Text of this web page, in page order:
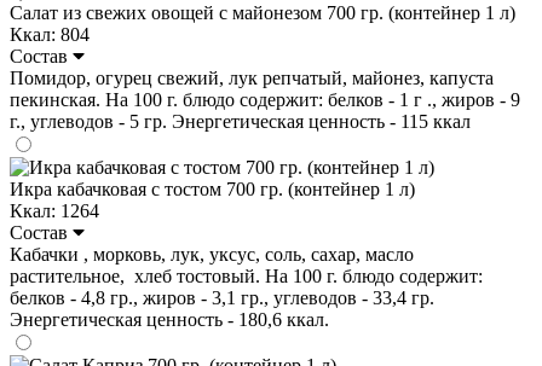
Салат из свежих овощей с майонезом 700 гр. (контейнер 1 л)
Ккал: 804
Состав
Помидор, огурец свежий, лук репчатый, майонез, капуста
пекинская. На 100 г. блюдо содержит: белков - 1 г ., жиров - 9
г., углеводов - 5 гр. Энергетическая ценность - 115 ккал
Икра кабачковая с тостом 700 гр. (контейнер 1 л)
Ккал: 1264
Состав
Кабачки , морковь, лук, уксус, соль, сахар, масло
растительное, хлеб тостовый. На 100 г. блюдо содержит:
белков - 4,8 гр., жиров - 3,1 гр., углеводов - 33,4 гр.
Энергетическая ценность - 180,6 ккал.